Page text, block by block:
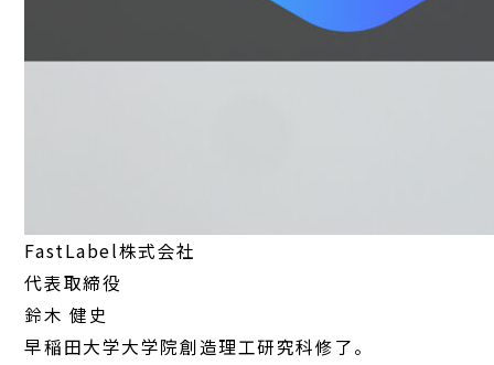
FastLabel株式会社
代表取締役
鈴木 健史
早稲田大学大学院創造理工研究科修了。